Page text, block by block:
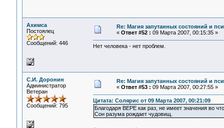
Ахимса
Постоялец
Сообщений: 446
Re: Магия запутанных состояний и
« Ответ #52 : 09 Марта 2007, 00:15:35 »
Нет человека - нет проблем.
С.И. Доронин
Администратор
Ветеран
Сообщений: 795
Re: Магия запутанных состояний и
« Ответ #53 : 09 Марта 2007, 00:27:55 »
Цитата: Солярис от 09 Марта 2007, 00:21:09
Благодаря ВЕРЕ как раз, не имеет значения во
Сон разума рождает чудовищ.